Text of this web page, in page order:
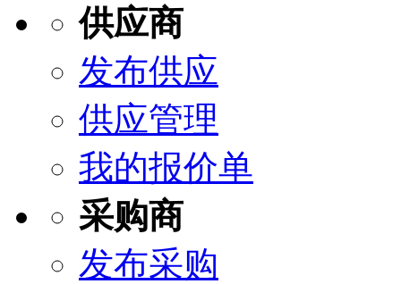
供应商
发布供应
供应管理
我的报价单
采购商
发布采购